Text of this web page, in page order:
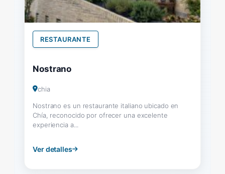
RESTAURANTE
Nostrano
chia
Nostrano es un restaurante italiano ubicado en
Chía, reconocido por ofrecer una excelente
experiencia a...
Ver detalles